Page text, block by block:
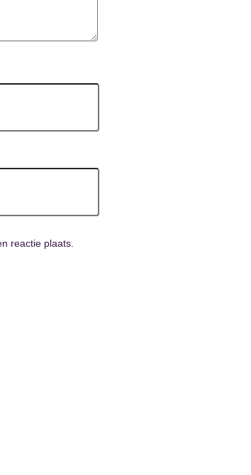
reactie plaats.